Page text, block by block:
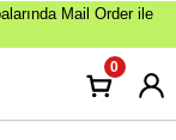
Mail Order ile
0